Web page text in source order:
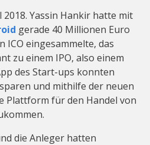
2018. Yassin Hankir hatte mit
gerade 40 Millionen Euro
eingesammelte, das
zu einem IPO, also einem
des Start-ups konnten
und mithilfe der neuen
Plattform für den Handel von
die Anleger hatten